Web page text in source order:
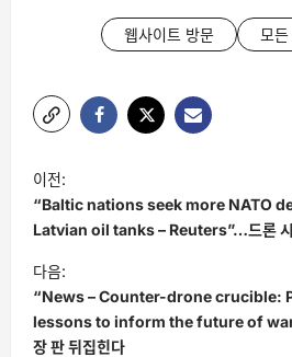
웹사이트 방문 모
글
탐
색
이전:
“Baltic nations seek more NATO
Latvian oil tanks – Reuters”…드론 시
다음:
“News – Counter-drone crucible:
lessons to inform the future of
장 판 뒤집힌다